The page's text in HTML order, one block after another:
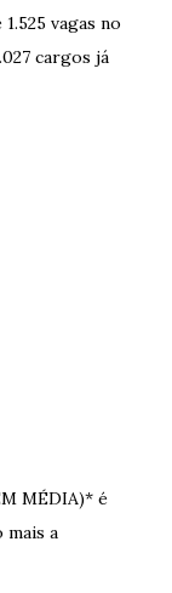
vagas no
cargos já
MÉDIA)* é
mais a